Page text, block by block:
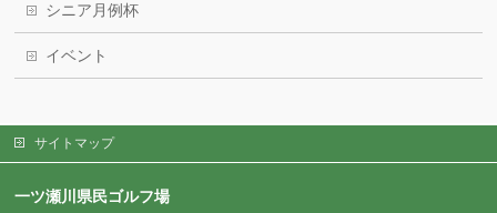
シニア月例杯
イベント
サイトマップ
一ツ瀬川県民ゴルフ場